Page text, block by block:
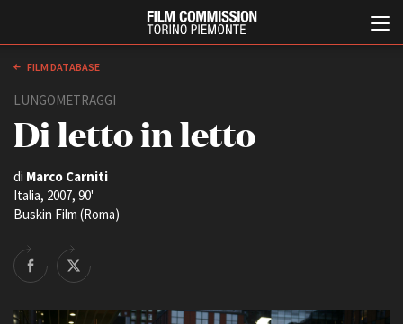
Chi siamo
Anteprime in Piemonte
FILM DATABASE
LUNGOMETRAGGI
Di letto in letto
di Marco Carniti
Italia, 2007, 90'
Buskin Film (Roma)